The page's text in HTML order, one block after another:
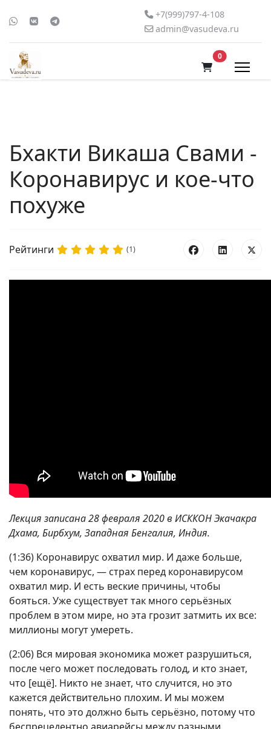
+7(999)797-4-108
admin@vasudeva.ru
0В корзину
Бхакти Викаша Свами -
Коронавирус и кое-что
похуже
Рейтинги (1)
Лекция записана 28 февраля 2020 вИСККОНЭкачакра
Дхама, Бирбхум, Западная Бенгалия, Индия.
(1:36) Коронавирус охватил мир. И даже больше,
чем коронавирус, — страх перед коронавирусом
охватил мир. И есть веские причины, чтобы
бояться. Уже существует так много серьёзных
проблем в этом мире, но эта грозит затмить их все:
миллионы могут умереть.
(2:06) Вся мировая экономика может разрушиться,
после чего может последовать голод, и кто знает,
что [ещё]. Никто не знает, что случится, но это
кажется действительно плохим. И мы можем
понять, что это должно быть серьёзно, потому что